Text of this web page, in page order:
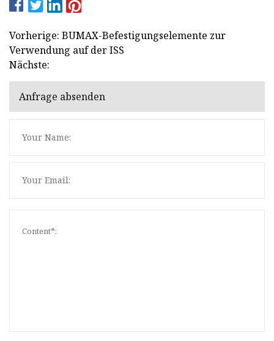
Vorherige: BUMAX-Befestigungselemente zur
Verwendung auf der ISS
Nächste:
Anfrage absenden